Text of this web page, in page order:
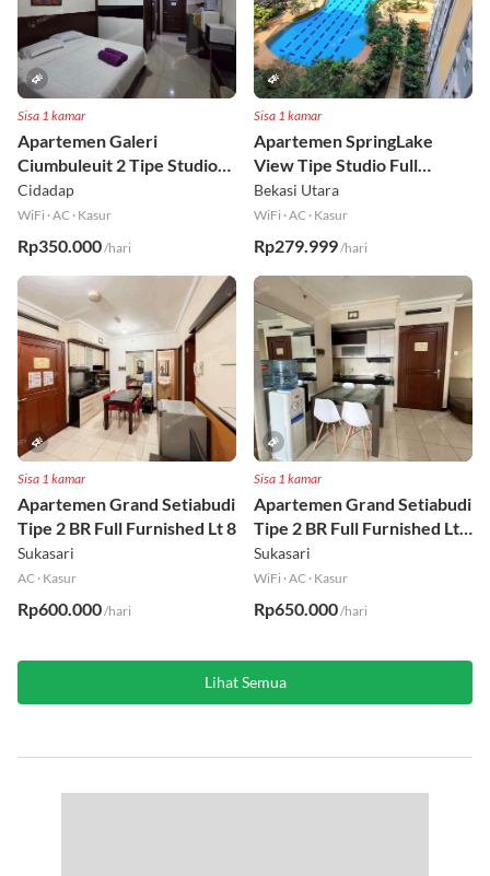
Sisa 1 kamar
Apartemen Galeri
Ciumbuleuit 2 Tipe Studio
Full Furnished Lt 30
Cidadap
WiFi ·AC · Kasur
Rp350.000/hari
Sisa 1 kamar
Apartemen SpringLake
View Tipe Studio Full
Furnished Lt 2
Bekasi Utara
WiFi ·AC · Kasur
Rp279.999/hari
Sisa 1 kamar
Apartemen Grand Setiabudi
Tipe 2 BR Full Furnished Lt 8
Sukasari
AC · Kasur
Rp600.000/hari
Sisa 1 kamar
Apartemen Grand Setiabudi
Tipe 2 BR Full Furnished Lt
19
Sukasari
WiFi ·AC · Kasur
Rp650.000/hari
Lihat Semua